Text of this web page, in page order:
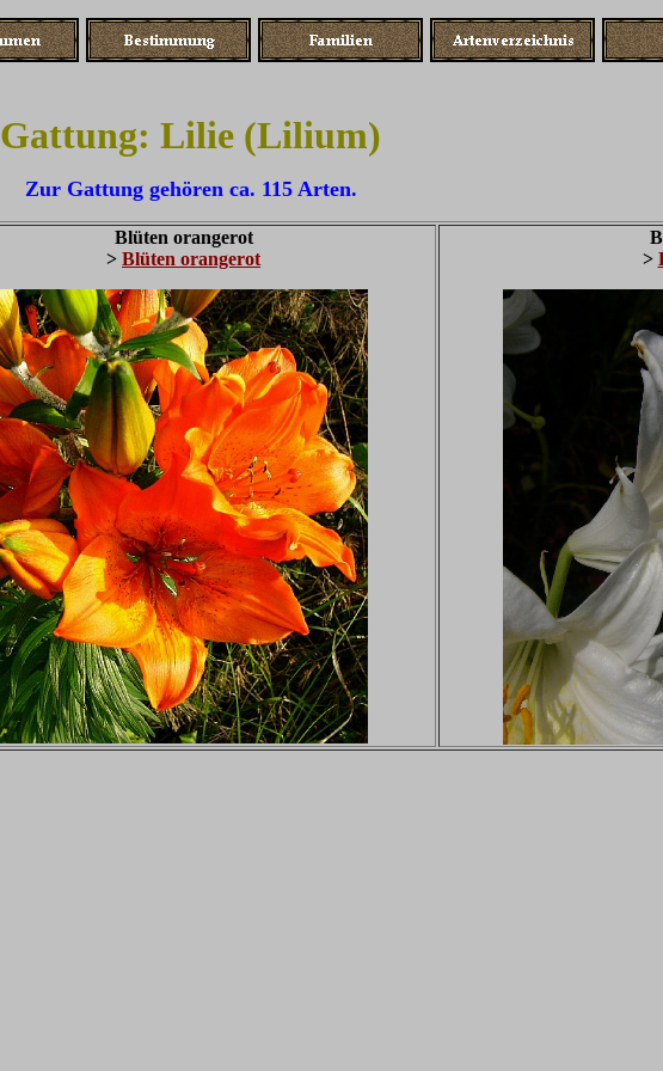
Gattung: Lilie (Lilium)
Zur Gattung gehören ca. 115 Arten.
Blüten orangerot
> Blüten orangerot
>